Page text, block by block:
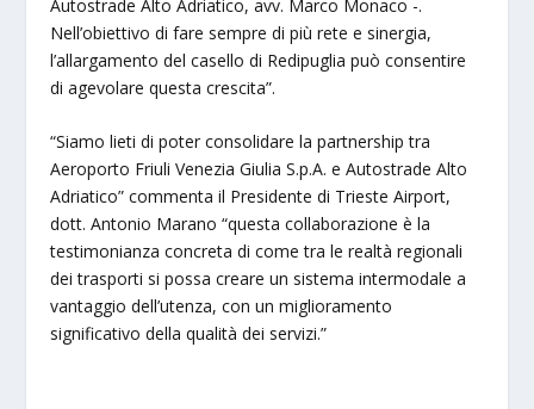
Autostrade Alto Adriatico, avv. Marco Monaco -.
Nell’obiettivo di fare sempre di più rete e sinergia,
l’allargamento del casello di Redipuglia può consentire
di agevolare questa crescita”.
“Siamo lieti di poter consolidare la partnership tra
Aeroporto Friuli Venezia Giulia S.p.A. e Autostrade Alto
Adriatico” commenta il Presidente di Trieste Airport,
dott. Antonio Marano “questa collaborazione è la
testimonianza concreta di come tra le realtà regionali
dei trasporti si possa creare un sistema intermodale a
vantaggio dell’utenza, con un miglioramento
significativo della qualità dei servizi.”